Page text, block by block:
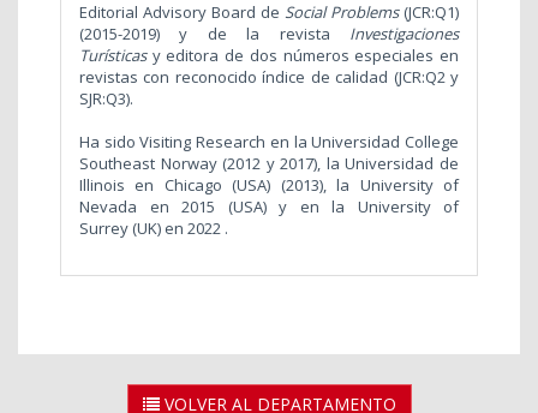
Editorial Advisory Board de Social Problems(JCR:Q1)
(2015-2019) y de la revista Investigaciones
Turísticasy editora de dos números especiales en
revistas con reconocido índice de calidad (JCR:Q2 y
SJR:Q3).
Ha sido Visiting Research en la Universidad College
Southeast Norway (2012 y 2017), la Universidad de
Illinois en Chicago (USA) (2013), la University of
Nevada en 2015 (USA) y en la University of
Surrey (UK) en 2022 .
VOLVER AL DEPARTAMENTO